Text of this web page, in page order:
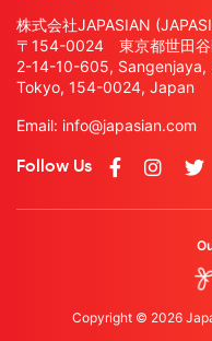
株式会社JAPASIAN
〒154-0024 東京都世田谷
2-14-10-605, Sangenjaya,
Tokyo, 154-0024, Japan
Email: info@japasian.com
Follow Us
Copyright © 2026